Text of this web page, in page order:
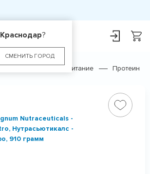
Краснодар?
СМЕНИТЬ ГОРОД
Спортивное питание Протеин